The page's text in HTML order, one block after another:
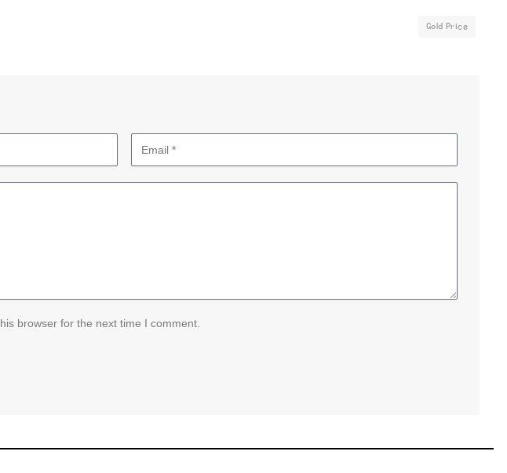
Gold Price
browser for the next time I comment.